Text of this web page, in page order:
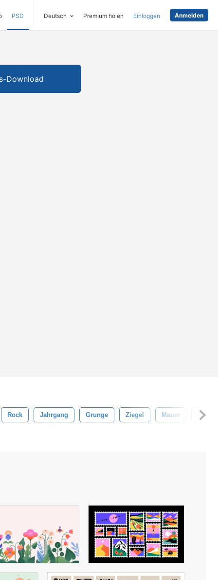
PSD Deutsch Premium holen Einloggen Anmelden
Download
Rock Jahrgang Grunge Ziegel Mauer